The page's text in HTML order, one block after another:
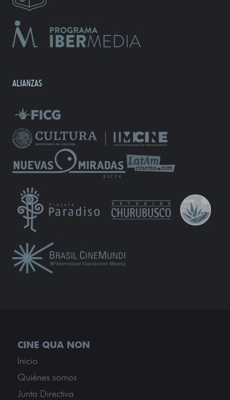
ALIANZAS
Inicio
Quiénes somos
Junta Directiva